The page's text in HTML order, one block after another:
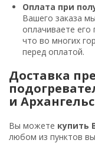
Оплата при
Вашего заказа
оплачиваете
что во многих
перед оплатой.
Доставка
и
Вы можете купить
любом из пунктов